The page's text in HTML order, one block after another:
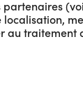
partenaires
au traitement